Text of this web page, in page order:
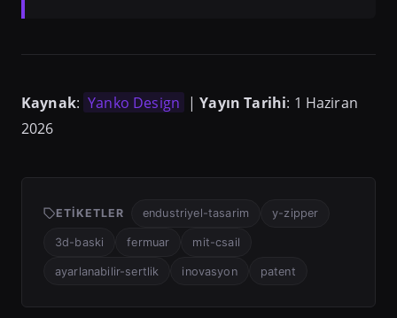
Kaynak: Yanko Design |Yayın Tarihi: 1 Haziran
2026
ETIKETLER endustriyel-tasarim y-zipper
3d-baski fermuar mit-csail
ayarlanabilir-sertlik inovasyon patent